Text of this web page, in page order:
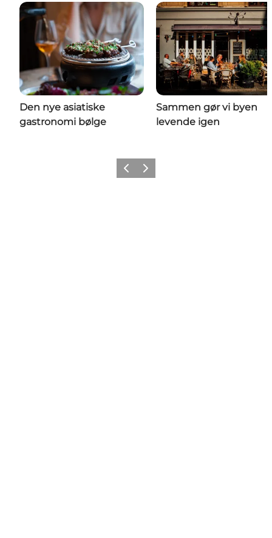
Den nye asiatiske
gastronomi bølge
Sammen gør vi byen
levende igen
ForrigeNæste